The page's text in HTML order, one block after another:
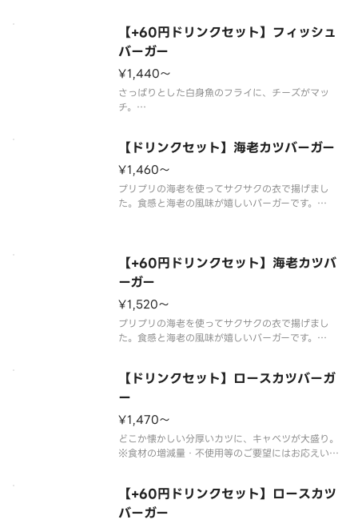
※店舗によっては使用食材や野菜のカット方法が異
なる場合があります。
【+60円ドリンクセット】フィッシュ
バーガー
¥1,440〜
さっぱりとした白身魚のフライに、チーズがマッ
チ。
チェックを付けた場合でスープを2種以上ご購入の場
合はすべてのスプーンが提供されません。
※食材の増減量・不使用等のご要望にはお応
【ドリンクセット】海老カツバーガー
¥1,460〜
プリプリの海老を使ってサクサクの衣で揚げまし
た。食感と海老の風味が嬉しいバーガーです。
しかねます。
【+60円ドリンクセット】海老カツバ
ーガー
¥1,520〜
プリプリの海老を使ってサクサクの衣で揚げまし
た。食感と海老の風味が嬉しいバーガーです。
※スープ用のスプーンが不要なお客様はオプション
選択にてチェックを付けてください。
【ドリンクセット】ロースカツバーガ
ー
¥1,470〜
どこか懐かしい分厚いカツに、キャベツが大盛り。
※食材の増減量・不使用等のご要望にはお応えいた
【+60円ドリンクセット】ロースカツ
バーガー